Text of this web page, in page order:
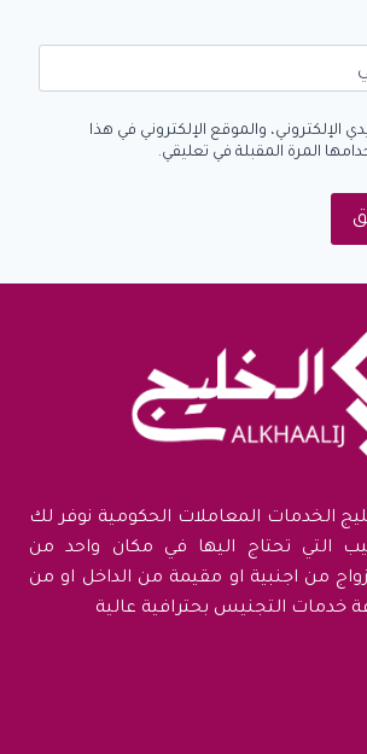
الإلكتروني، والموقع الإلكتروني في هذا
المرة المقبلة في تعليقي.
الخدمات المعاملات الحكومية نوفر لك
التي تحتاج اليها في مكان واحد من
من اجنبية او مقيمة من الداخل او من
خدمات التجنيس بحترافية عالية